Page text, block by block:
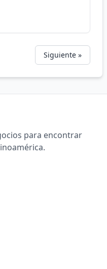
Siguiente »
para encontrar